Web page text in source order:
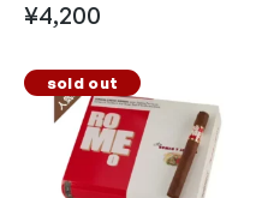
¥4,200
sold out